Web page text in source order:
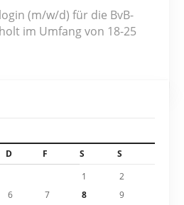
(m/w/d) für die BvB-
im Umfang von 18-25
D F S
S
1
2
6 7 8
9